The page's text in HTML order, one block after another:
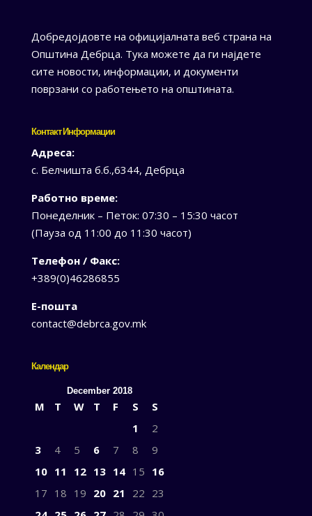
Добредојдовте на официјалната веб страна на
Општина Дебрца. Тука можете да ги најдете
сите новости, информации, и документи
поврзани со работењето на општината.
Контакт Информации
Адреса:
с. Белчишта б.б.,6344, Дебрца
Работно време:
Понеделник – Петок: 07:30 – 15:30 часот
(Пауза од 11:00 до 11:30 часот)
Телефон / Факс:
+389(0)46286855
Е-пошта
contact@debrca.gov.mk
Календар
December 2018
M T W T F S
S
1
2
3
4 5 6 7 8
9
10 11 12 13 14 15 16
17 18 19 20 21 22 23